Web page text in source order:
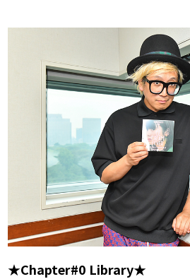
★Chapter#0 Library★